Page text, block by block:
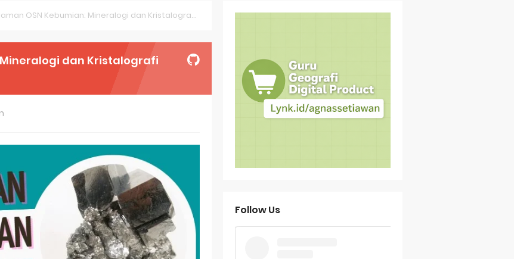
Dasar OSN Geografi 2026 Part 1 [Wajib Baca]
di Sumatra Salah Manusia
Calon Pejuang OSN Geografi 2026
TKA Sosiologi 2025 + Kunci
Topik Konsep Geografi + Kunci
OSN Kebumian: Mineralogi dan Kristalografi Part 1
dan Kristalografi
Follow Us